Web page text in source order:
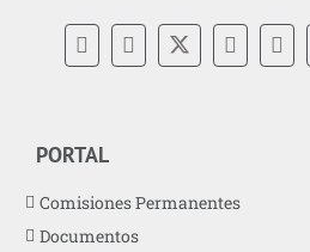
PORTAL
Comisiones Permanentes
Documentos